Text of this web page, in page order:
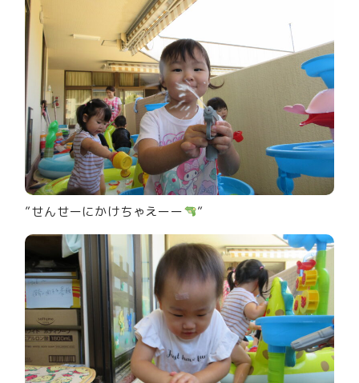
”せんせーにかけちゃえーー ”